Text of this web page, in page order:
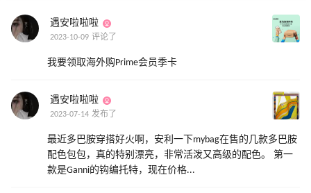
遇安啦啦啦
2023-10-09 评论了
我要领取海外购Prime会员季卡
遇安啦啦啦
2023-07-14 发布了
最近多巴胺穿搭好火啊，安利一下mybag在售的几款多巴胺
配色包包，真的特别漂亮，非常活泼又高级的配色。 第一
款是Ganni的钩编托特，现在价格...